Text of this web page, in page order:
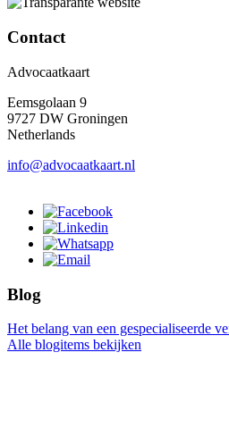
Contact
Advocaatkaart
Eemsgolaan 9
9727 DW Groningen
Netherlands
info@advocaatkaart.nl
Blog
Het belang van een gespecialiseerde
Alle blogitems bekijken